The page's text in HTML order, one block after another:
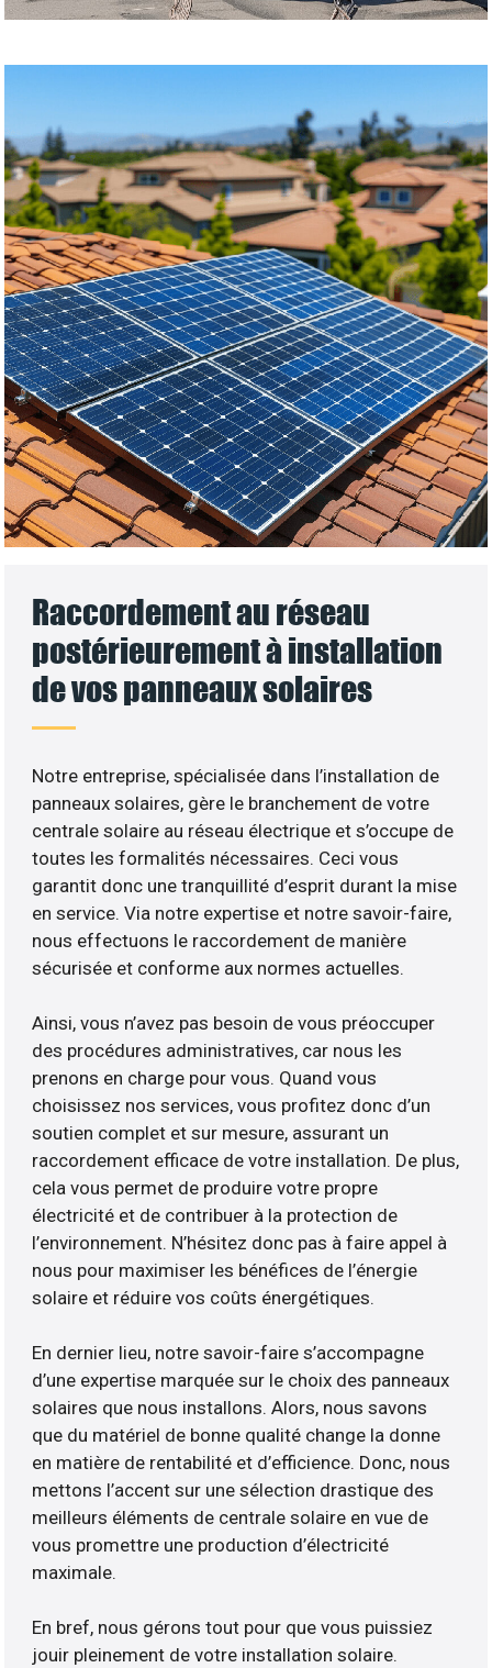
Raccordement au réseau
postérieurement à installation
de vos panneaux solaires
Notre entreprise, spécialisée dans l’installation de
panneaux solaires, gère le branchement de votre
centrale solaire au réseau électrique et s’occupe de
toutes les formalités nécessaires. Ceci vous
garantit donc une tranquillité d’esprit durant la mise
en service. Via notre expertise et notre savoir-faire,
nous effectuons le raccordement de manière
sécurisée et conforme aux normes actuelles.
Ainsi, vous n’avez pas besoin de vous préoccuper
des procédures administratives, car nous les
prenons en charge pour vous. Quand vous
choisissez nos services, vous profitez donc d’un
soutien complet et sur mesure, assurant un
raccordement efficace de votre installation. De plus,
cela vous permet de produire votre propre
électricité et de contribuer à la protection de
l’environnement. N’hésitez donc pas à faire appel à
nous pour maximiser les bénéfices de l’énergie
solaire et réduire vos coûts énergétiques.
En dernier lieu, notre savoir-faire s’accompagne
d’une expertise marquée sur le choix des panneaux
solaires que nous installons. Alors, nous savons
que du matériel de bonne qualité change la donne
en matière de rentabilité et d’efficience. Donc, nous
mettons l’accent sur une sélection drastique des
meilleurs éléments de centrale solaire en vue de
vous promettre une production d’électricité
maximale.
En bref, nous gérons tout pour que vous puissiez
jouir pleinement de votre installation solaire.